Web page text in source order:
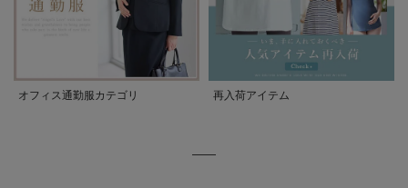
オフィス通勤服カテゴリ 再入荷アイテム